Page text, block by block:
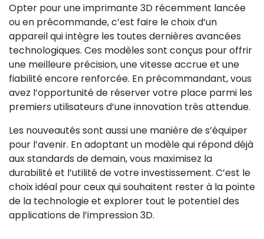
Opter pour une imprimante 3D récemment lancée
ou en précommande, c’est faire le choix d’un
appareil qui intègre les toutes dernières avancées
technologiques. Ces modèles sont conçus pour offrir
une meilleure précision, une vitesse accrue et une
fiabilité encore renforcée. En précommandant, vous
avez l’opportunité de réserver votre place parmi les
premiers utilisateurs d’une innovation très attendue.
Les nouveautés sont aussi une manière de s’équiper
pour l’avenir. En adoptant un modèle qui répond déjà
aux standards de demain, vous maximisez la
durabilité et l’utilité de votre investissement. C’est le
choix idéal pour ceux qui souhaitent rester à la pointe
de la technologie et explorer tout le potentiel des
applications de l’impression 3D.